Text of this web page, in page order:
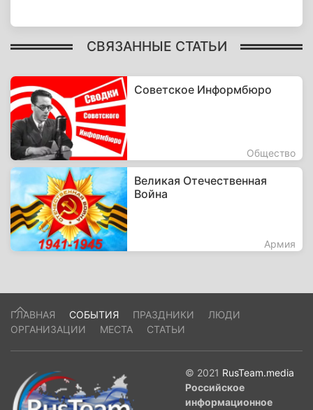
СВЯЗАННЫЕ СТАТЬИ
Советское Информбюро
Общество
Великая Отечественная
Война
Армия
ГЛАВНАЯ СОБЫТИЯ ПРАЗДНИКИ
ЛЮДИ
ОРГАНИЗАЦИИ
МЕСТА СТАТЬИ
© 2021 RusTeam.media
Российское
информационное